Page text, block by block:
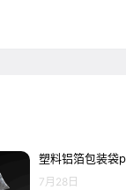
塑料铝箔包装袋
7月28日